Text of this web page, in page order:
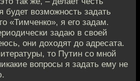
возможность задать
«Тимченко», я его задам.
задаю в своей
они доходят до адресата.
то Путин со мной
вопросы я задать ему не